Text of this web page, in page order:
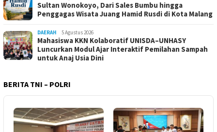
Sultan Wonokoyo, Dari Sales Bumbu hingga
Penggagas Wisata Juang Hamid Rusdi di Kota Malang
DAERAH 5 Agustus 2026
Mahasiswa KKN Kolaboratif UNISDA–UNHASY
Luncurkan Modul Ajar Interaktif Pemilahan Sampah
untuk Anaj Usia Dini
BERITA TNI – POLRI